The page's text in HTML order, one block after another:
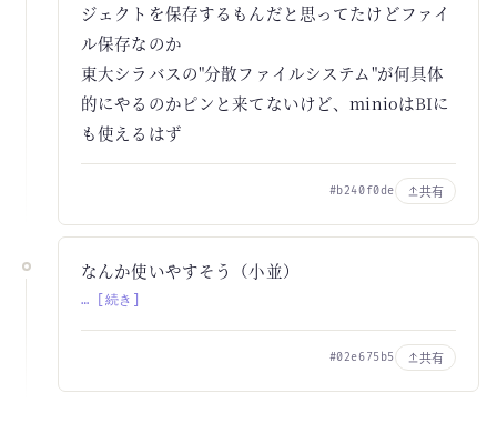
ジェクトを保存するもんだと思ってたけどファイ
ル保存なのか
東大シラバスの"分散ファイルシステム"が何具体
的にやるのかピンと来てないけど、minioはBIに
も使えるはず
#b240f0de 共有
なんか使いやすそう（小並）
… [続き]
#02e675b5 共有